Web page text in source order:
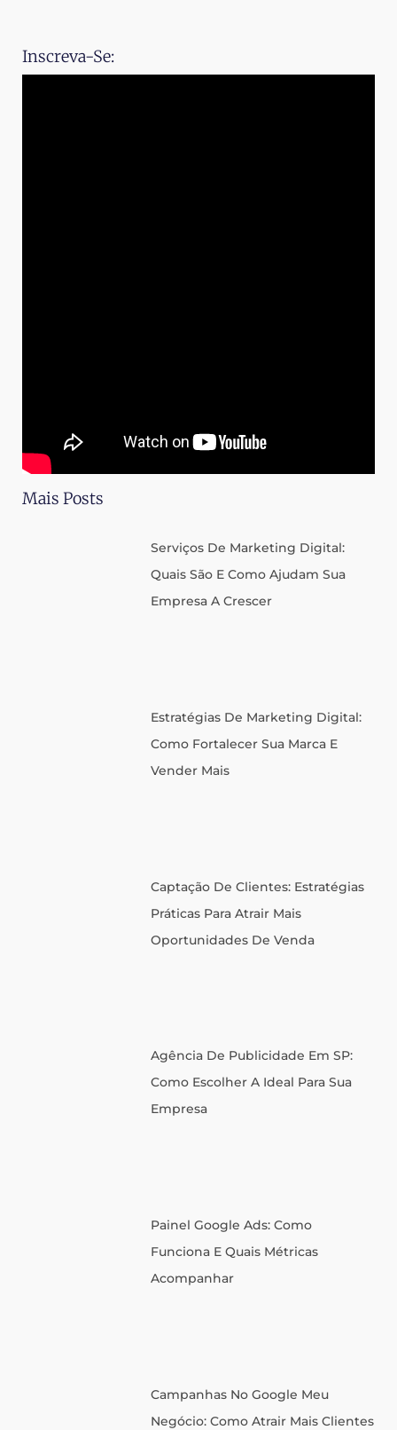
Inscreva-Se:
Mais Posts
Serviços De Marketing Digital:
Quais São E Como Ajudam Sua
Empresa A Crescer
Estratégias De Marketing Digital:
Como Fortalecer Sua Marca E
Vender Mais
Captação De Clientes: Estratégias
Práticas Para Atrair Mais
Oportunidades De Venda
Agência De Publicidade Em SP:
Como Escolher A Ideal Para Sua
Empresa
Painel Google Ads: Como
Funciona E Quais Métricas
Acompanhar
Campanhas No Google Meu
Negócio: Como Atrair Mais Clientes